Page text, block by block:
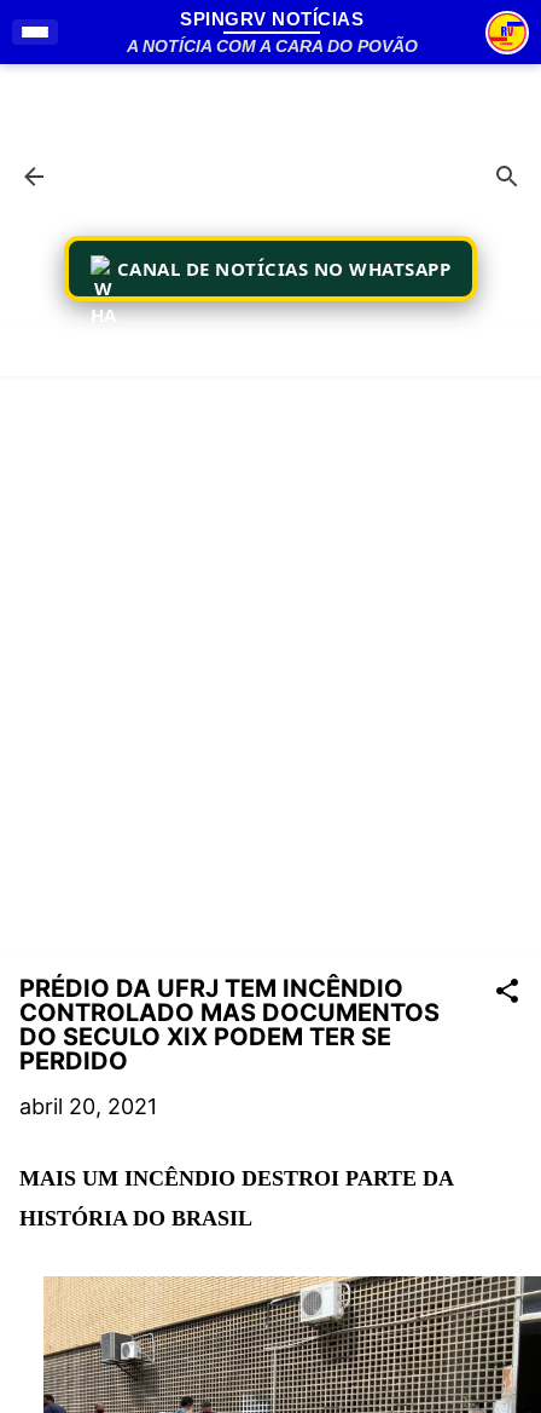
Pular para o conteúdo principal
SPINGRV NOTÍCIAS
A NOTÍCIA COM A CARA DO POVÃO
CANAL DE NOTÍCIAS NO WHATSAPP
PRÉDIO DA UFRJ TEM INCÊNDIO
CONTROLADO MAS DOCUMENTOS
DO SECULO XIX PODEM TER SE
PERDIDO
abril 20, 2021
MAIS UM INCÊNDIO DESTROI PARTE DA
HISTÓRIA DO BRASIL